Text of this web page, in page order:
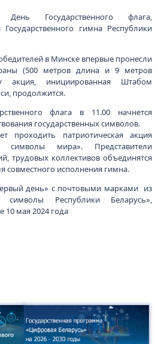
Государственного флага,
Государственного гимна Республики
в Минске впервые пронесли
(500 метров длина и 9 метров
инициированная Штабом
продолжится.
флага в 11.00 начнется
государственных символов.
патриотическая акция
мира». Представители
трудовых коллективов объединятся
совместного исполнения гимна.
день» с почтовыми марками из
символы Республики Беларусь»,
мая 2024 года